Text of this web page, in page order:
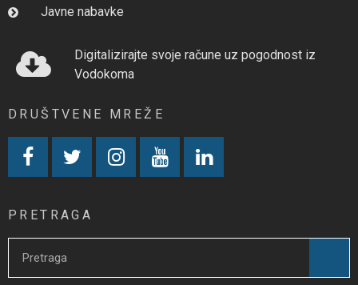
Javne nabavke
Digitalizirajte svoje račune uz pogodnost iz
Vodokoma
DRUŠTVENE MREŽE
PRETRAGA